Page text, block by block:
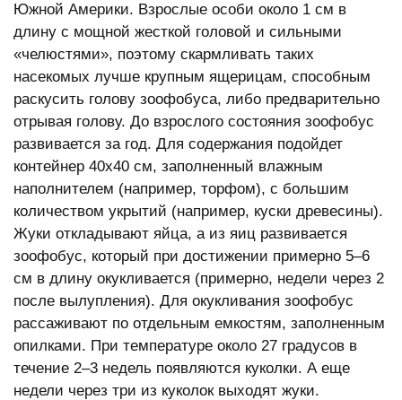
Южной Америки. Взрослые особи около 1 см в
длину с мощной жесткой головой и сильными
«челюстями», поэтому скармливать таких
насекомых лучше крупным ящерицам, способным
раскусить голову зоофобуса, либо предварительно
отрывая голову. До взрослого состояния зоофобус
развивается за год. Для содержания подойдет
контейнер 40x40 см, заполненный влажным
наполнителем (например, торфом), с большим
количеством укрытий (например, куски древесины).
Жуки откладывают яйца, а из яиц развивается
зоофобус, который при достижении примерно 5–6
см в длину окукливается (примерно, недели через 2
после вылупления). Для окукливания зоофобус
рассаживают по отдельным емкостям, заполненным
опилками. При температуре около 27 градусов в
течение 2–3 недель появляются куколки. А еще
недели через три из куколок выходят жуки.